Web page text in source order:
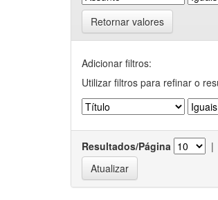
Retornar valores
Adicionar filtros:
Utilizar filtros para refinar o
Resultados/Página |